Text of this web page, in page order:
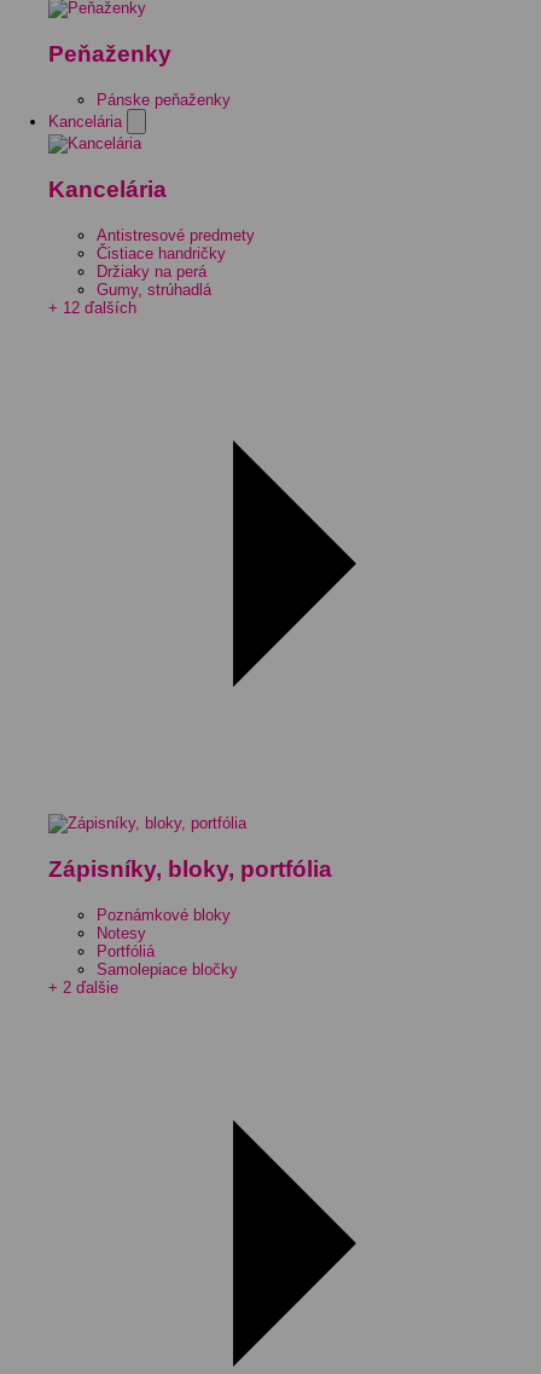
Peňaženky
Pánske peňaženky
Kancelária
Kancelária
Antistresové predmety
Čistiace handričky
Držiaky na perá
Gumy, strúhadlá
+ 12 ďalších
Zápisníky, bloky, portfólia
Poznámkové bloky
Notesy
Portfóliá
Samolepiace bločky
+ 2 ďalšie